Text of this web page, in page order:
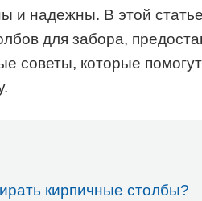
и надежны. В этой
для забора,
советы, которые
кирпичные столбы?